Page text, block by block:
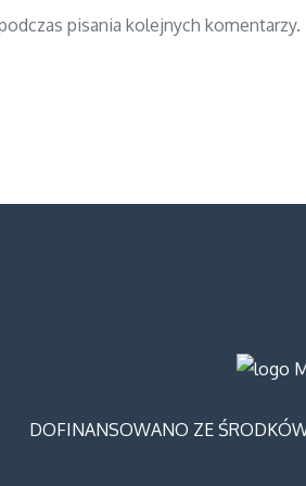
pisania kolejnych komentarzy.
DOFINANSOWANO ZE